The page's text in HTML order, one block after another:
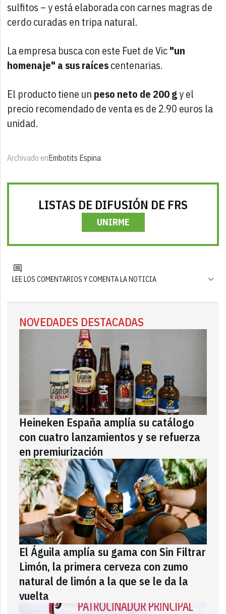
sulfitos – y está elaborada con carnes magras de
cerdo curadas en tripa natural.
La empresa busca con este Fuet de Vic"un
homenaje" a sus raícescentenarias.
El producto tiene un peso neto de 200 gy el
precio recomendado de venta es de 2.90 euros la
unidad.
Archivado enEmbotits Espina
LISTAS DE DIFUSIÓN DE FRS
UNIRME
LEE LOS COMENTARIOS Y COMENTA LA NOTICIA
NOVEDADES DESTACADAS
Heineken España amplía su catálogo
con cuatro lanzamientos y se refuerza
en premiurización
El Águila amplía su gama con Sin Filtrar
Limón, la primera cerveza con zumo
natural de limón a la que se le da la
vuelta